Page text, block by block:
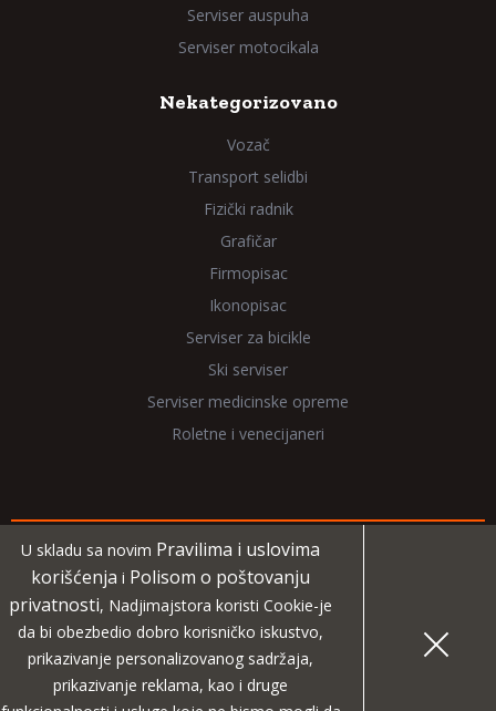
Serviser auspuha
Serviser motocikala
Nekategorizovano
Vozač
Transport selidbi
Fizički radnik
Grafičar
Firmopisac
Ikonopisac
Serviser za bicikle
Ski serviser
Serviser medicinske opreme
Roletne i venecijaneri
Copyright 2026 NadjiMajstora.rs
Informacije i grafički elementi su vlasništvo veb sajta
NadjiMajstora
Projekat digitalne agencije
U skladu sa novim Pravilima i uslovima
korišćenja i Polisom o poštovanju
privatnosti, Nadjimajstora koristi Cookie-je
da bi obezbedio dobro korisničko iskustvo,
prikazivanje personalizovanog sadržaja,
prikazivanje reklama, kao i druge